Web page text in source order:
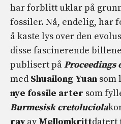
har forblitt uklar på
fossiler. Nå, endelig, har
å kaste lys over den
disse fascinerende
publisert påProceedings
med Shuailong Yuan som
nye fossile arter som
Burmesisk cretoluciola
ravav Mellomkrittdatert